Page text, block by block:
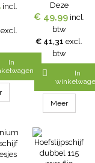
van
is
in
3
incl.
excl.
In
Deze
kunt u
eenvoudig zelf
plaatsen als
meer scherp
genoeg is. De
aluminium
hoefslijpschijf
geleverd met
schroef. Aantal
in verpakking:
€ 49,99 incl.
btw
€ 41,31 excl.
btw

In
Meer